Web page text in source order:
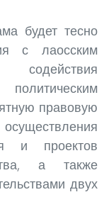
будет тесно
с лаосским
правовую
и проектов
а также
двух